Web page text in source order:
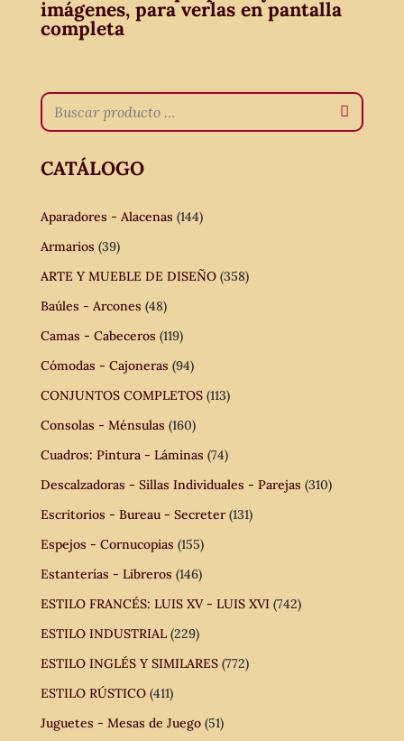
imágenes, para verlas en pantalla
completa
CATÁLOGO
Aparadores - Alacenas (144)
Armarios (39)
ARTE Y MUEBLE DE DISEÑO (358)
Baúles - Arcones (48)
Camas - Cabeceros (119)
Cómodas - Cajoneras (94)
CONJUNTOS COMPLETOS (113)
Consolas - Ménsulas (160)
Cuadros: Pintura - Láminas (74)
Descalzadoras - Sillas Individuales - Parejas (310)
Escritorios - Bureau - Secreter (131)
Espejos - Cornucopias (155)
Estanterías - Libreros (146)
ESTILO FRANCÉS: LUIS XV - LUIS XVI (742)
ESTILO INDUSTRIAL (229)
ESTILO INGLÉS Y SIMILARES (772)
ESTILO RÚSTICO (411)
Juguetes - Mesas de Juego (51)